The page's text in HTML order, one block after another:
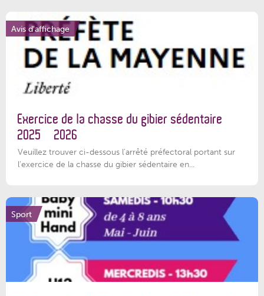
Avis d'affichage
Exercice de la chasse du gibier sédentaire
2025 – 2026
Veuillez trouver ci-dessous l'arrêté préfectoral portant sur
l'exercice de la chasse du gibier sédentaire en...
Sport